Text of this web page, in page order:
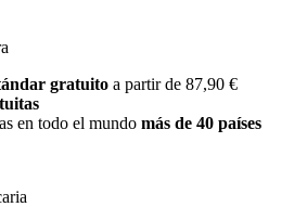
gratuito a partir de 87,90 €
en todo el mundo más de 40 países